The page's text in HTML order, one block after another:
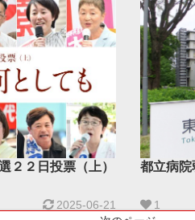
２日投票（上）
2025-06-21
都立病院
1